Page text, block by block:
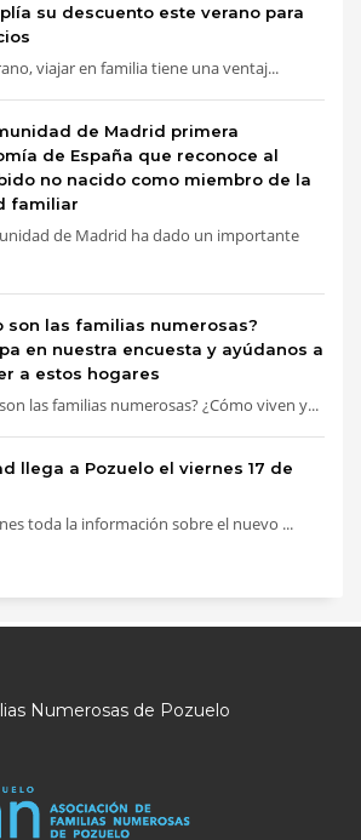
su descuento este verano para
viajar en familia tiene una ventaj...
de Madrid primera
de España que reconoce al
no nacido como miembro de la
familiar
de Madrid ha dado un importante
son las familias numerosas?
en nuestra encuesta y ayúdanos a
a estos hogares
las familias numerosas? ¿Cómo viven y...
llega a Pozuelo el viernes 17 de
toda la información sobre el nuevo ...
Numerosas de Pozuelo